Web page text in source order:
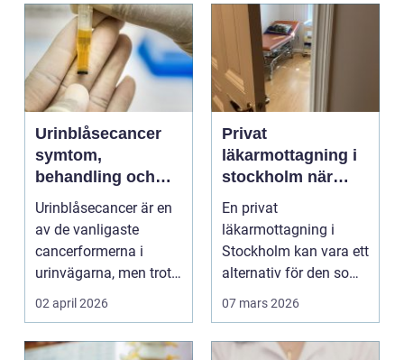
Urinblåsecancer
symtom,
behandling och
livet efter
diagnosen
Urinblåsecancer är en
av de vanligaste
cancerformerna i
urinvägarna, men trots
det hamnar den ofta
02 april 2026
Privat
läkarmottagning i
stockholm när
personlig vård och
specialistkunskap
är viktig
En privat
läkarmottagning i
Stockholm kan vara ett
alternativ för den som
vill ha snabb tillgång
07 mars 2026